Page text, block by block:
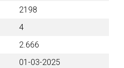
2198
4
2.666
01-03-2025